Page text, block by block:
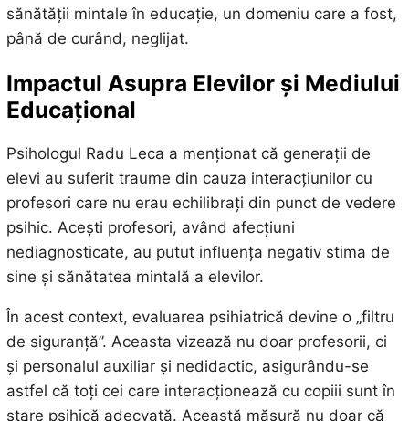
sănătății mintale în educație, un domeniu care a fost,
până de curând, neglijat.
Impactul Asupra Elevilor și Mediului
Educațional
Psihologul Radu Leca a menționat că generații de
elevi au suferit traume din cauza interacțiunilor cu
profesori care nu erau echilibrați din punct de vedere
psihic. Acești profesori, având afecțiuni
nediagnosticate, au putut influența negativ stima de
sine și sănătatea mintală a elevilor.
În acest context, evaluarea psihiatrică devine o „filtru
de siguranță”. Aceasta vizează nu doar profesorii, ci
și personalul auxiliar și nedidactic, asigurându-se
astfel că toți cei care interacționează cu copiii sunt în
stare psihică adecvată. Această măsură nu doar că